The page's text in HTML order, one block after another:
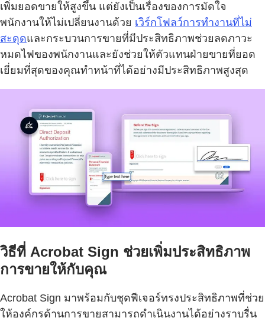
เพิ่มยอดขายให้สูงขึ้น แต่ยังเป็นเรื่องของการมัดใจ
พนักงานให้ไม่เปลี่ยนงานด้วย เวิร์กโฟลว์การทำงานที่ไม่
สะดุดและกระบวนการขายที่มีประสิทธิภาพช่วยลดภาวะ
หมดไฟของพนักงานและยังช่วยให้ตัวแทนฝ่ายขายที่ยอด
เยี่ยมที่สุดของคุณทำหน้าที่ได้อย่างมีประสิทธิภาพสูงสุด
วิธีที่ Acrobat Sign ช่วยเพิ่มประสิทธิภาพ
การขายให้กับคุณ
Acrobat Sign มาพร้อมกับชุดฟีเจอร์ทรงประสิทธิภาพที่ช่วย
ให้องค์กรด้านการขายสามารถดำเนินงานได้อย่างราบรื่น